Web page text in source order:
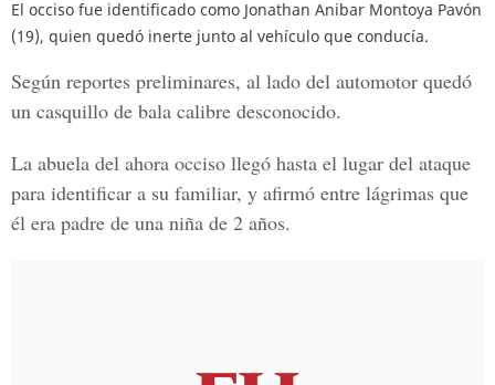
El occiso fue identificado como Jonathan Anibar Montoya Pavón
(19), quien quedó inerte junto al vehículo que conducía.
Según reportes preliminares, al lado del automotor quedó
un casquillo de bala calibre desconocido.
La abuela del ahora occiso llegó hasta el lugar del ataque
para identificar a su familiar, y afirmó entre lágrimas que
él era padre de una niña de 2 años.